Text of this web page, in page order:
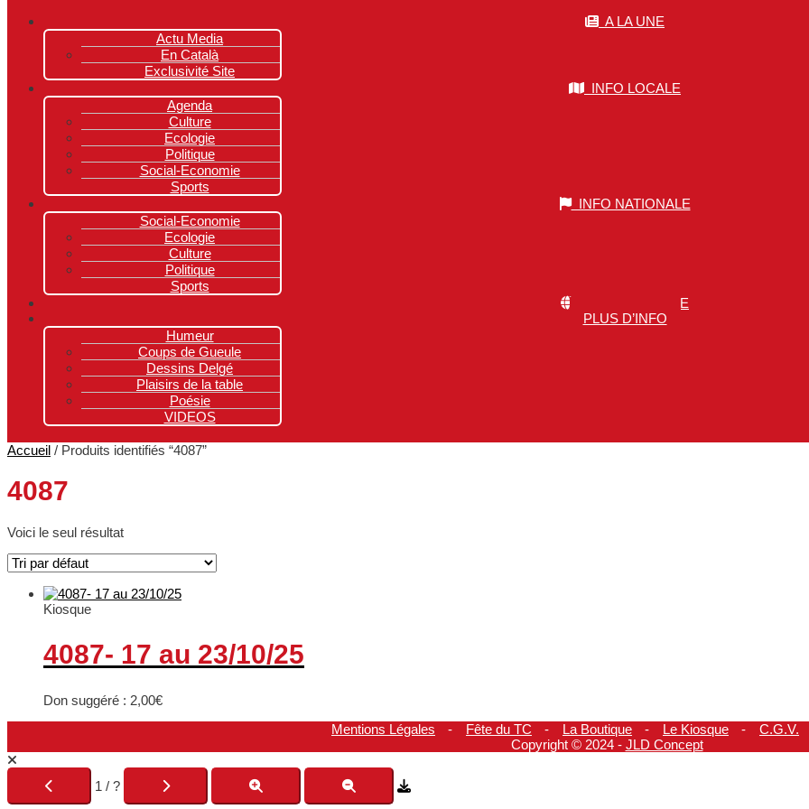
A LA UNE
Actu Media
En Català
Exclusivité Site
INFO LOCALE
Agenda
Culture
Ecologie
Politique
Social-Economie
Sports
INFO NATIONALE
Social-Economie
Ecologie
Culture
Politique
Sports
INFO MONDIALE
PLUS D’INFO
Humeur
Coups de Gueule
Dessins Delgé
Plaisirs de la table
Poésie
VIDEOS
Accueil / Produits identifiés “4087”
4087
Voici le seul résultat
Kiosque
4087- 17 au 23/10/25
Don suggéré : 2,00€
Mentions Légales
Fête du TC La Boutique Le Kiosque C.G.V.
Copyright © 2024 - JLD Concept
1 / ?